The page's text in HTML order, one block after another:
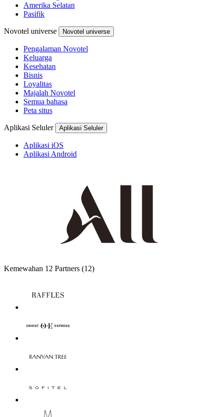
Amerika Selatan
Pasifik
Novotel universe Novotel universe
Pengalaman Novotel
Keluarga
Kesehatan
Bisnis
Loyalitas
Majalah Novotel
Semua bahasa
Peta situs
Aplikasi Seluler Aplikasi Seluler
Aplikasi iOS
Aplikasi Android
Kemewahan 12 Partners (12)